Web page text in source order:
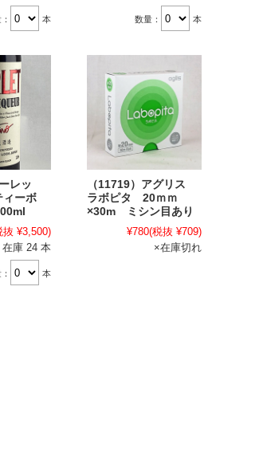
本 数量： 本
レッ
ーボ
抜 ¥3,500)
在庫 24 本
本
（11719）アグリス
ラボピタ 20ｍｍ
×30m ミシン目あり
¥780(税抜 ¥709)
×在庫切れ